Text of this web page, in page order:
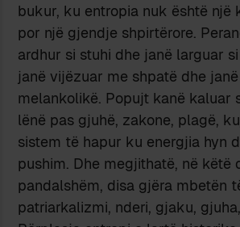
bukur, ku entropia nuk është një
por një gjendje shpirtërore.
ardhur si stuhi dhe janë larguar
janë vijëzuar me shpatë dhe
melankolikë. Popujt kanë kaluar
lënë pas gjuhë, zakone, plagë,
sistem të hapur ku energjia hyn
pushim. Dhe megjithatë, në këtë
pandalshëm, disa gjëra mbetën
patriarkalizmi, nderi, gjaku,